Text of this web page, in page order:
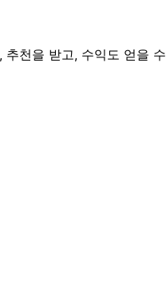
천을 받고, 수익도 얻을 수